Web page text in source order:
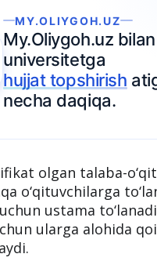
MY.OLIYGOH.UZ
bilan
topshirishatigi
daqiqa.
olgan talaba-
o‘qituvchilarga